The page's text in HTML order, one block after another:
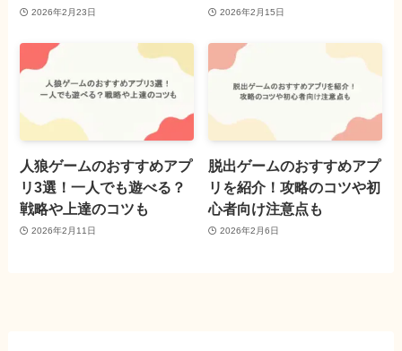
2026年2月23日 2026年2月15日
人狼ゲームのおすすめアプ
リ3選！一人でも遊べる？
戦略や上達のコツも
2026年2月11日
脱出ゲームのおすすめアプ
リを紹介！攻略のコツや初
心者向け注意点も
2026年2月6日